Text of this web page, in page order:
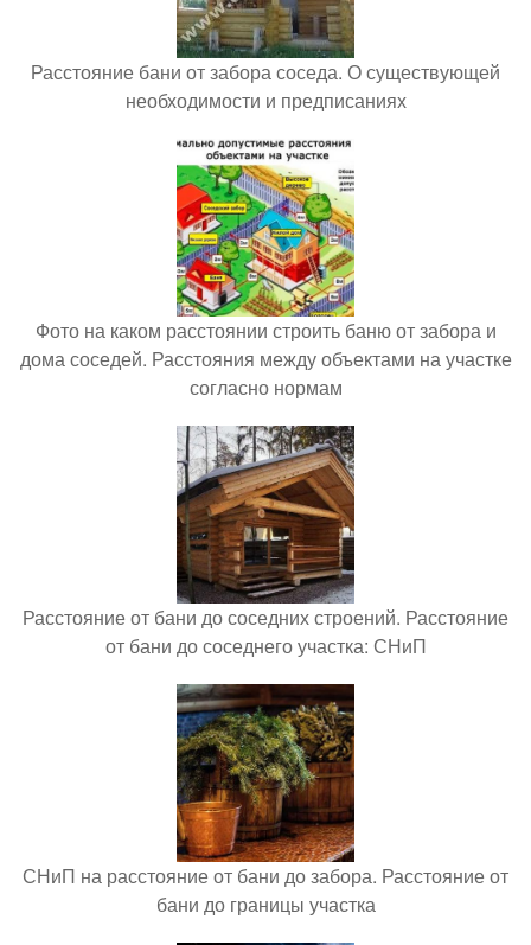
Расстояние бани от забора соседа. О существующей
необходимости и предписаниях
Фото на каком расстоянии строить баню от забора и
дома соседей. Расстояния между объектами на участке
согласно нормам
Расстояние от бани до соседних строений. Расстояние
от бани до соседнего участка: СНиП
СНиП на расстояние от бани до забора. Расстояние от
бани до границы участка